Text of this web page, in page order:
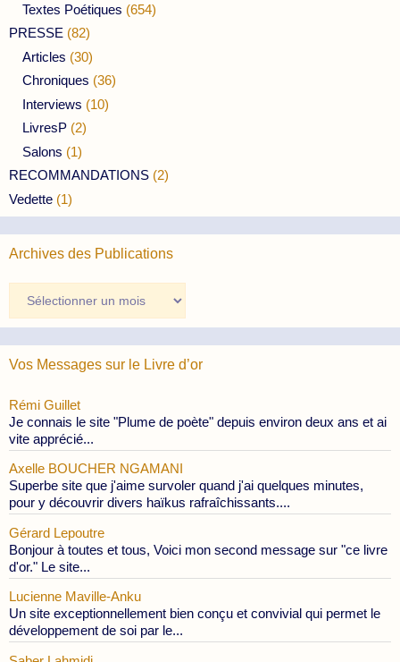
Textes Poétiques (654)
PRESSE (82)
Articles (30)
Chroniques (36)
Interviews (10)
LivresP (2)
Salons (1)
RECOMMANDATIONS (2)
Vedette (1)
Archives des Publications
des
Publications
Vos Messages sur le Livre d’or
Rémi Guillet
Je connais le site "Plume de poète" depuis environ deux ans et ai
vite apprécié...
Axelle BOUCHER NGAMANI
Superbe site que j'aime survoler quand j'ai quelques minutes,
pour y découvrir divers haïkus rafraîchissants....
Gérard Lepoutre
Bonjour à toutes et tous, Voici mon second message sur "ce livre
d'or." Le site...
Lucienne Maville-Anku
Un site exceptionnellement bien conçu et convivial qui permet le
développement de soi par le...